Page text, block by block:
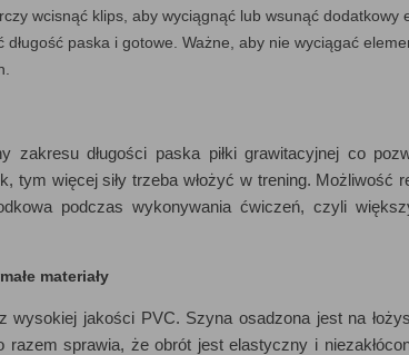
wcisnąć klips, aby wyciągnąć lub wsunąć dodatkowy
paska i gotowe. Ważne, aby nie wyciągać
zakresu długości paska piłki grawitacyjnej co
tym więcej siły trzeba włożyć w trening. Możliwość
podczas wykonywania ćwiczeń, czyli
materiały
wysokiej jakości PVC. Szyna osadzona jest na
sprawia, że obrót jest elastyczny i